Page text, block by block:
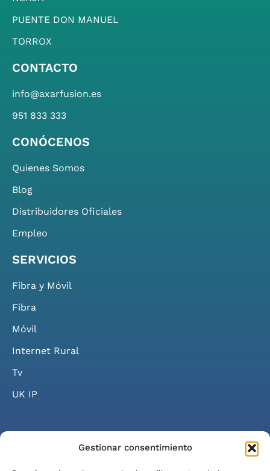
Gestionar consentimiento
PUENTE DON MANUEL
TORROX
CONTACTO
info@axarfusion.es
951 833 333
CONÓCENOS
Quienes Somos
Blog
Distribuidores Oficiales
Empleo
SERVICIOS
Fibra y Móvil
Fibra
Móvil
Internet Rural
Tv
UK IP